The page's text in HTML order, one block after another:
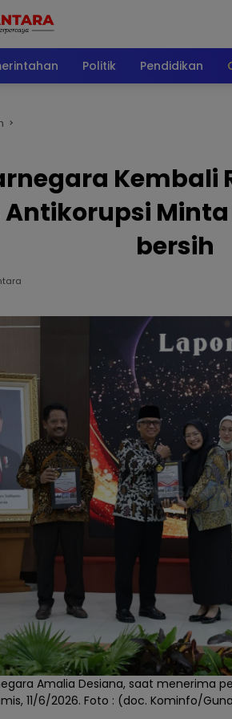
Politik Pendidikan
Kembali
bersih
Amalia Desiana, saat menerima
11/6/2026. Foto : (doc. Kominfo/